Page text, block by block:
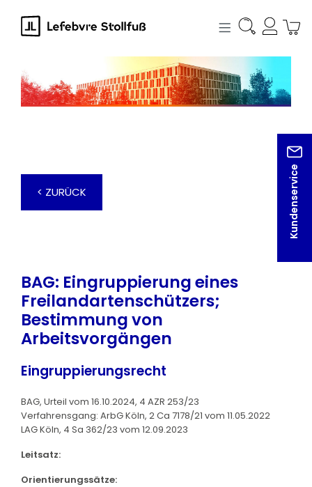
springen
Kundenservice
< ZURÜCK
BAG: Eingruppierung eines
Freilandartenschützers;
Bestimmung von
Arbeitsvorgängen
Eingruppierungsrecht
BAG, Urteil vom 16.10.2024, 4 AZR 253/23
Verfahrensgang: ArbG Köln, 2 Ca 7178/21 vom 11.05.2022
LAG Köln, 4 Sa 362/23 vom 12.09.2023
Leitsatz:
Orientierungssätze: